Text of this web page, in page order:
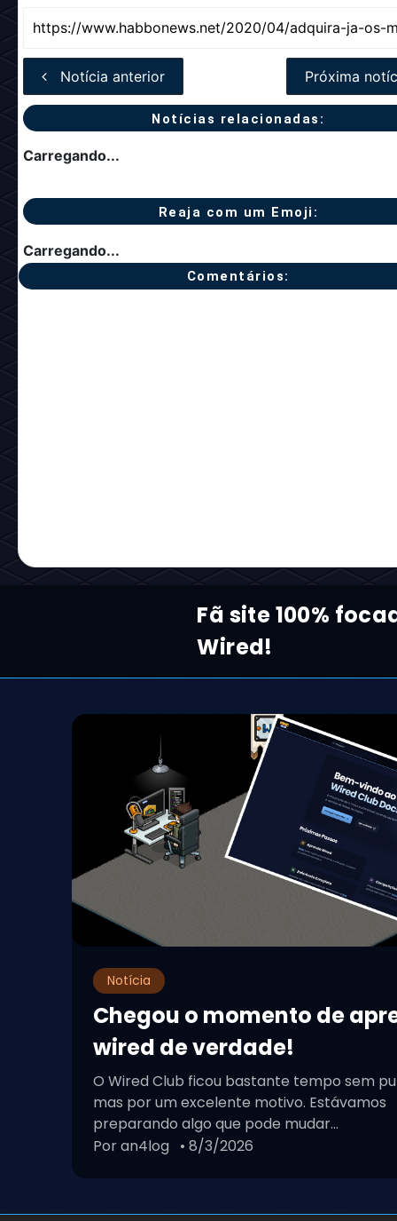
Notícia anterior Próxima
Notícias relacionadas:
Carregando...
Reaja com um Emoji:
Carregando...
Comentários:
Fã site 100%
Wired!
Notícia
Chegou o momento de
wired de verdade!
O Wired Club ficou bastante tempo sem
mas por um excelente motivo. Estávamos
preparando algo que pode mudar...
Por an4log • 8/3/2026